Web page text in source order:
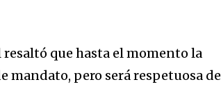
que hasta el momento la
pero será respetuosa de